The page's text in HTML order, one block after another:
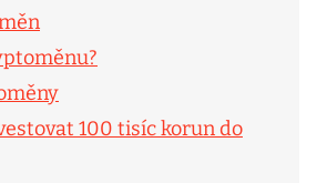
100 tisíc korun do